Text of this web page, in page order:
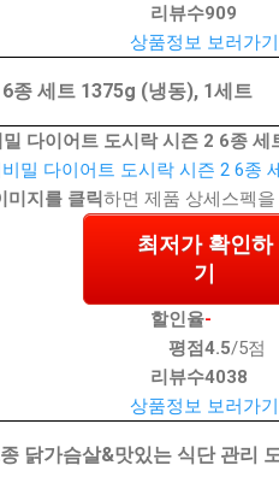
리뷰수909
상품정보 보러가기
종 세트 1375g (냉동), 1세트
밀 다이어트 도시락 시즌 2 6종
미지를 클릭하면 제품 상세스펙
최저가 확인하
기
할인율-
평점4.5/5점
리뷰수4038
상품정보 보러가기
닭가슴살&맛있는 식단 관리